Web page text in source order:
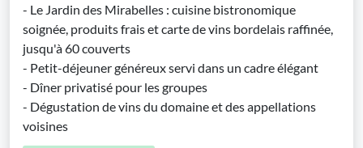
- Le Jardin des Mirabelles : cuisine bistronomique
soignée, produits frais et carte de vins bordelais raffinée,
jusqu'à 60 couverts
- Petit-déjeuner généreux servi dans un cadre élégant
- Dîner privatisé pour les groupes
- Dégustation de vins du domaine et des appellations
voisines